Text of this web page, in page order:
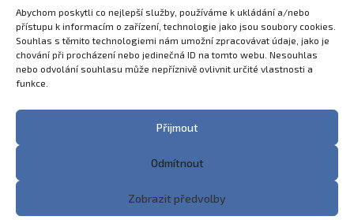
Abychom poskytli co nejlepší služby, používáme k ukládání a/nebo
přístupu k informacím o zařízení, technologie jako jsou soubory cookies.
Souhlas s těmito technologiemi nám umožní zpracovávat údaje, jako je
chování při procházení nebo jedinečná ID na tomto webu. Nesouhlas
nebo odvolání souhlasu může nepříznivě ovlivnit určité vlastnosti a
funkce.
Přijmout
Odmítnout
Zobrazit předvolby
info@gozhorice.cz
www.zaghorice.cz
Pověřenec pro ochranu osobních údajů:
Innovation One s.r.o. IČO: 04734807 Březenecká 4808 430 04
Filip Šikola +420 775 992 451 filip.sikola@innone.cz
Hořice